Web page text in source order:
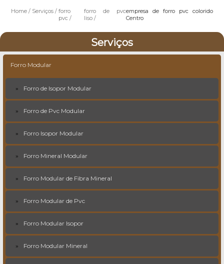
Home Serviços
forro
pvc
forro de pvc
liso
empresa de forro pvc colorido
Centro
Serviços
Forro Modular
Forro de Isopor Modular
Forro de Pvc Modular
Forro Isopor Modular
Forro Mineral Modular
Forro Modular de Fibra Mineral
Forro Modular de Pvc
Forro Modular Isopor
Forro Modular Mineral